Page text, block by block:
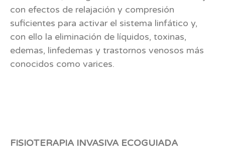
con efectos de relajación y compresión
suficientes para activar el sistema linfático y,
con ello la eliminación de líquidos, toxinas,
edemas, linfedemas y trastornos venosos más
conocidos como varices.
FISIOTERAPIA INVASIVA ECOGUIADA